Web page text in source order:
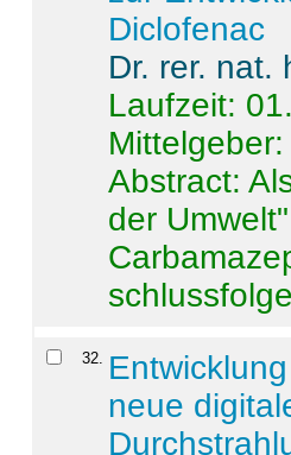
Diclofenac
Dr. rer. nat.
Laufzeit:
Abstract:
der
32.
neue